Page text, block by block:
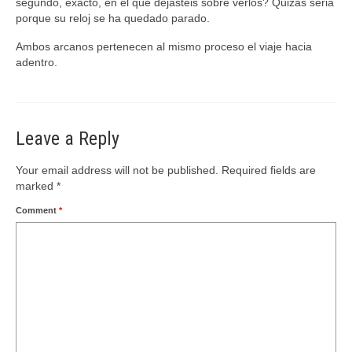
segundo, exacto, en el que dejasteis sobre verlos? Quizas seri­a
porque su reloj se ha quedado parado.
Ambos arcanos pertenecen al mismo proceso el viaje hacia
adentro.
Leave a Reply
Your email address will not be published. Required fields are
marked *
Comment *